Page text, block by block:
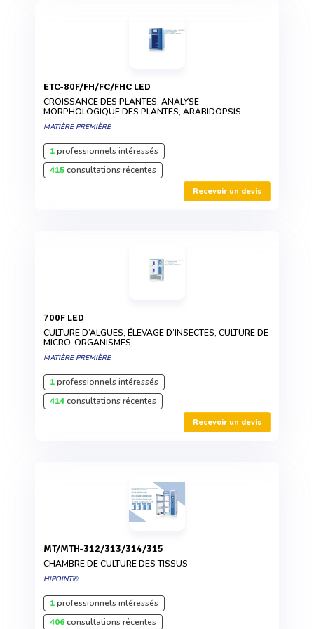
ETC-80F/FH/FC/FHC LED
CROISSANCE DES PLANTES, ANALYSE
MORPHOLOGIQUE DES PLANTES, ARABIDOPSIS
MATIÈRE PREMIÈRE
1professionnels intéressés
415consultations récentes
Recevoir un devis
700F LED
CULTURE D’ALGUES, ÉLEVAGE D’INSECTES, CULTURE DE
MICRO-ORGANISMES,
MATIÈRE PREMIÈRE
1professionnels intéressés
414consultations récentes
Recevoir un devis
MT/MTH-312/313/314/315
CHAMBRE DE CULTURE DES TISSUS
HIPOINT®
1professionnels intéressés
406consultations récentes